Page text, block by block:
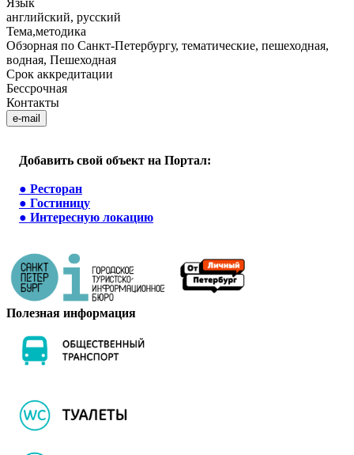
Язык
английский, русский
Тема,методика
Обзорная по Санкт-Петербургу, тематические, пешеходная,
водная, Пешеходная
Срок аккредитации
Бессрочная
Контакты
e-mail
Добавить свой объект на Портал:
● Ресторан
● Гостиницу
● Интересную локацию
Полезная информация